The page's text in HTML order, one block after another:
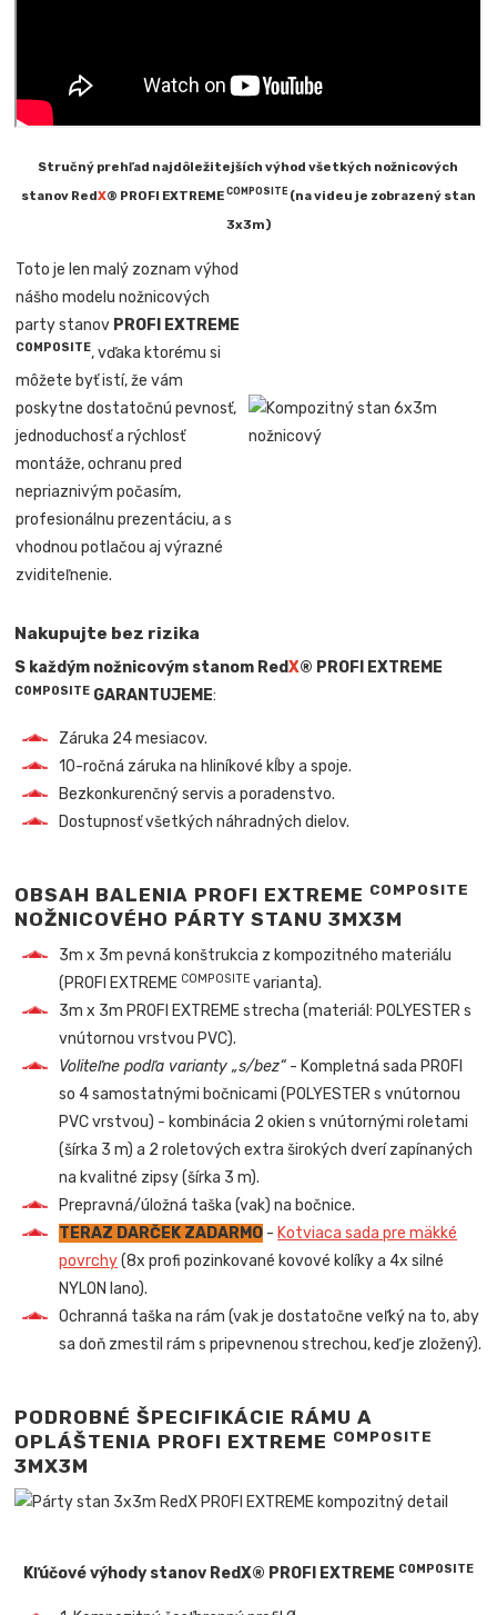
Stručný prehľad najdôležitejších výhod všetkých nožnicových
stanov RedX® PROFI EXTREME COMPOSITE(na videu je zobrazený stan
3x3m)
Toto je len malý zoznam výhod
nášho modelu nožnicových
party stanov PROFI EXTREME
COMPOSITE, vďaka ktorému si
môžete byť istí, že vám
poskytne dostatočnú pevnosť,
jednoduchosť a rýchlosť
montáže, ochranu pred
nepriaznivým počasím,
profesionálnu prezentáciu, a s
vhodnou potlačou aj výrazné
zviditeľnenie.
Nakupujte bez rizika
S každým nožnicovým stanom RedX® PROFI EXTREME
COMPOSITE GARANTUJEME:
Záruka 24 mesiacov.
10-ročná záruka na hliníkové kĺby a spoje.
Bezkonkurenčný servis a poradenstvo.
Dostupnosť všetkých náhradných dielov.
OBSAH BALENIA PROFI EXTREME COMPOSITE
NOŽNICOVÉHO PÁRTY STANU 3MX3M
3m x 3m pevná konštrukcia z kompozitného materiálu
(PROFI EXTREME COMPOSITE varianta).
3m x 3m PROFI EXTREME strecha (materiál: POLYESTER s
vnútornou vrstvou PVC).
Voliteľne podľa varianty „s/bez“ - Kompletná sada PROFI
so 4 samostatnými bočnicami (POLYESTER s vnútornou
PVC vrstvou) - kombinácia 2 okien s vnútornými roletami
(šírka 3 m) a 2 roletových extra širokých dverí zapínaných
na kvalitné zipsy (šírka 3 m).
Prepravná/úložná taška (vak) na bočnice.
TERAZ DARČEK ZADARMO - Kotviaca sada pre mäkké
povrchy(8x profi pozinkované kovové kolíky a 4x silné
NYLON lano).
Ochranná taška na rám (vak je dostatočne veľký na to, aby
sa doň zmestil rám s pripevnenou strechou, keď je zložený).
PODROBNÉ ŠPECIFIKÁCIE RÁMU A
OPLÁŠTENIA PROFI EXTREME COMPOSITE
3MX3M
Kľúčové výhody stanov RedX® PROFI EXTREME COMPOSITE